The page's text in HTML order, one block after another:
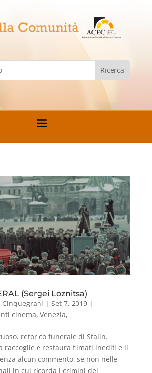
(Sergei Loznitsa)
Cinquegrani | Set 7, 2019|
cinema, Venezia,
retorico funerale di Stalin.
raccoglie e restaura filmati inediti e li
alcun commento, se non nelle
in cui ricorda i crimini del